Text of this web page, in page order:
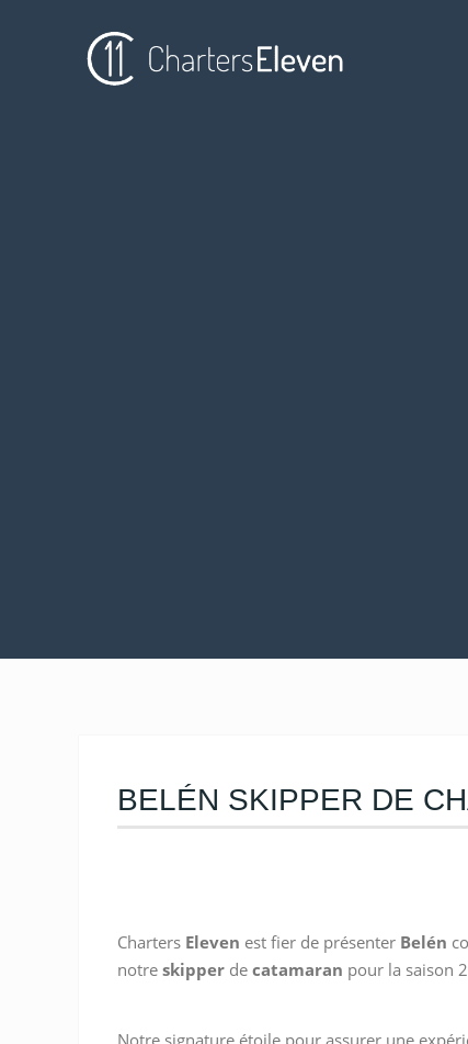
BELÉN SKIPPER DE
Charters Eleven est fier de présenter Belén
notre skipperde catamaran pour la saison
Notre signature étoile pour assurer une